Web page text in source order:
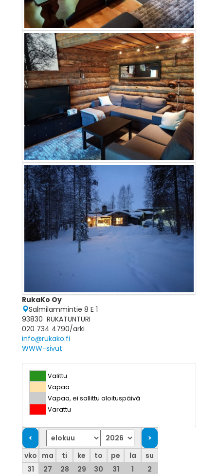
RukaKo Oy
Salmilammintie 8 E 1
93830 RUKATUNTURI
020 734 4790/arki
info@rukako.fi
WWW-sivut
Valittu
Vapaa
Vapaa, ei sallittu aloituspäivä
Varattu
vko ma ti ke to pe la
su
31
27 28 29 30 31 1 2